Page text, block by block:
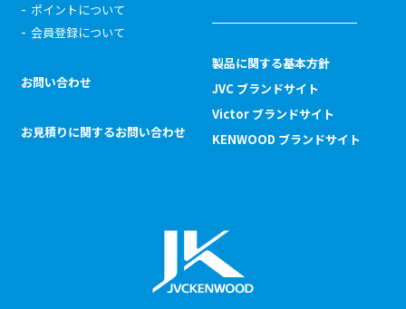
ポイントについて
会員登録について
お問い合わせ
お見積りに関するお問い合わせ
製品に関する基本方針
JVC ブランドサイト
Victor ブランドサイト
KENWOOD ブランドサイト